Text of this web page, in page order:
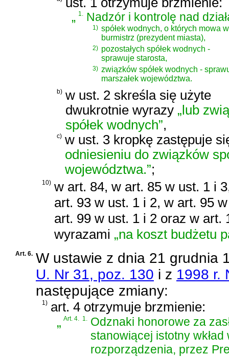
„1. Nadzór i kontrolę nad
1) spółek wodnych, o których mowa
burmistrz (prezydent miasta),
2) pozostałych spółek wodnych -
sprawuje starosta,
3) związków spółek wodnych -
marszałek województwa.
b) w ust. 2 skreśla się użyte
dwukrotnie wyrazy „lub
spółek wodnych”,
c) w ust. 3 kropkę zastępuje
odniesieniu do związków
województwa.”;
10) w art. 84, w art. 85 w ust. 1 i
art. 93 w ust. 1 i 2, w art. 95
art. 99 w ust. 1 i 2 oraz w
wyrazami „na koszt budżetu
Art. 6. W ustawie z dnia 21 grudnia
U. Nr 31, poz. 130 i z 1998 r.
następujące zmiany:
1) art. 4 otrzymuje brzmienie:
„Art. 4. 1. Odznaki honorowe za
stanowiącej istotny
rozporządzenia, przez